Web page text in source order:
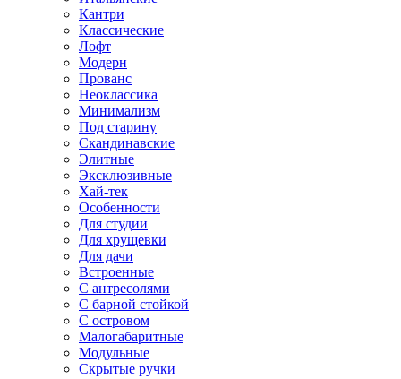
Кантри
Классические
Лофт
Модерн
Прованс
Неоклассика
Минимализм
Под старину
Скандинавские
Элитные
Эксклюзивные
Хай-тек
Особенности
Для студии
Для хрущевки
Для дачи
Встроенные
С антресолями
С барной стойкой
С островом
Малогабаритные
Модульные
Скрытые ручки